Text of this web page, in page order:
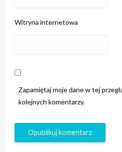
Witryna internetowa
Zapamiętaj moje dane w tej
kolejnych komentarzy.